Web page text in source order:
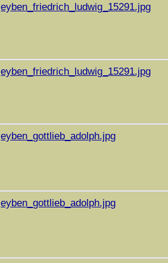
eyben_friedrich_ludwig_15291.jpg
eyben_friedrich_ludwig_15291.jpg
eyben_gottlieb_adolph.jpg
eyben_gottlieb_adolph.jpg